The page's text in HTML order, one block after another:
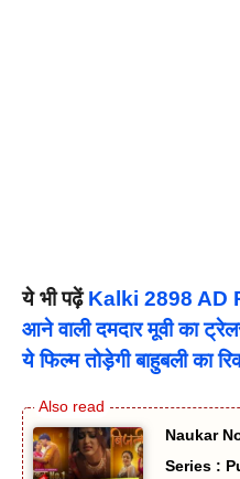
ये भी पढ़ेंKalki 2898 AD
आने वाली दमदार मूवी का
ये फिल्म तोड़ेगी बाहुबली का
Naukar
Series :